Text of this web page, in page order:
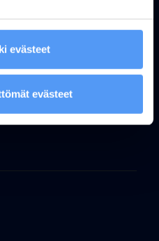
evästeet
evästeet